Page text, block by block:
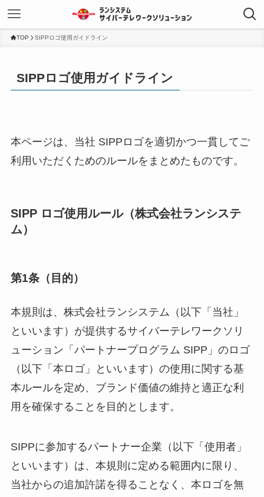
TOP SIPPロゴ使用ガイドライン
SIPPロゴ使用ガイドライン
本ページは、当社 SIPPロゴを適切かつ一貫してご
利用いただくためのルールをまとめたものです。
SIPP ロゴ使用ルール（株式会社ランシステ
ム）
第1条（目的）
本規則は、株式会社ランシステム（以下「当社」
といいます）が提供するサイバーテレワークソリ
ューション「パートナープログラム SIPP」のロゴ
（以下「本ロゴ」といいます）の使用に関する基
本ルールを定め、ブランド価値の維持と適正な利
用を確保することを目的とします。
SIPPに参加するパートナー企業（以下「使用者」
といいます）は、本規則に定める範囲内に限り、
当社からの追加許諾を得ることなく、本ロゴを無